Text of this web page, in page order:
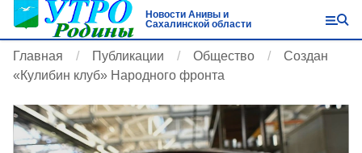
Новости Анивы и
Сахалинской области
Главная Публикации Общество
Создан
«Кулибин клуб» Народного фронта